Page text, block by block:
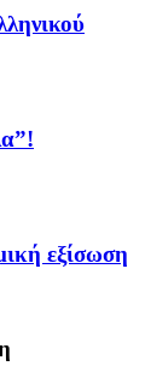
εξίσωση